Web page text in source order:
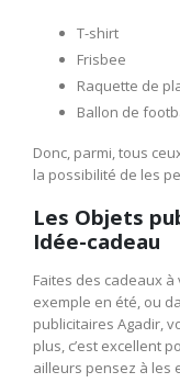
T-shirt
Frisbee
Raquette de
Ballon de
Donc, parmi, tous
la possibilité de les
Les Objets
Idée-cadeau
Faites des cadeaux
exemple en été, ou
publicitaires Agadir,
plus, c’est excellent
ailleurs pensez à les